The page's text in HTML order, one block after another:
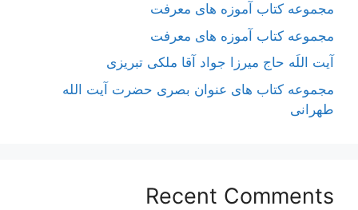
مجموعه کتاب آموزه های معرفت
مجموعه کتاب آموزه های معرفت
آیت اللَه حاج میرزا جواد آقا ملکی تبریزی
مجموعه کتاب های عنوان بصری حضرت آیت الله
طهرانی
Recent Comments